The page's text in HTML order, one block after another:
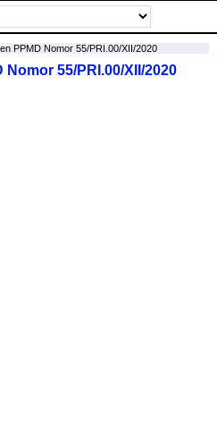
PPMD Nomor 55/PRI.00/XII/2020
55/PRI.00/XII/2020